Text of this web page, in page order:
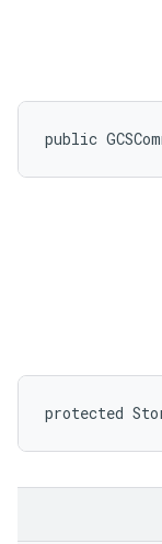
public
protected